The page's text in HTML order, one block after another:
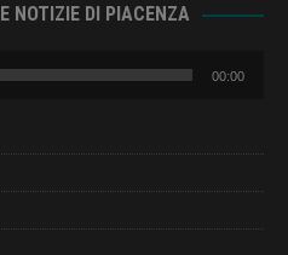
NOTIZIE DI PIACENZA
00:00